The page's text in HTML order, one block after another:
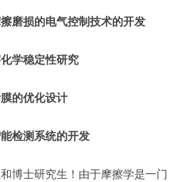
磨损的电气控制技术的开发
学稳定性研究
的优化设计
检测系统的开发
博士研究生！由于摩擦学是一门